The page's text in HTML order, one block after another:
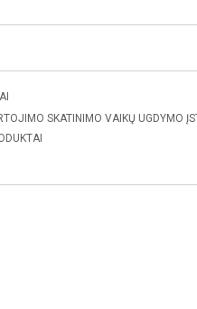
SKATINIMO VAIKŲ UGDYMO